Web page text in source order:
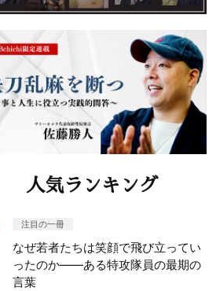
人気ランキング
注目の一冊
なぜ若者たちは笑顔で飛び立ってい
ったのか——ある特攻隊員の最期の
言葉